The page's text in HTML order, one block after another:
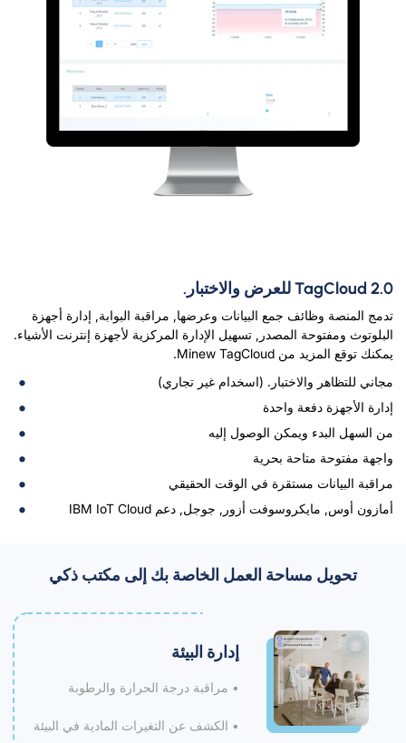
TagCloud 2.0 للعرض والاختبار.
تدمج المنصة وظائف جمع البيانات وعرضها, مراقبة البوابة, إدارة أجهزة
البلوتوث ومفتوحة المصدر, تسهيل الإدارة المركزية لأجهزة إنترنت الأشياء.
يمكنك توقع المزيد من Minew TagCloud.
مجاني للتظاهر والاختبار. (اسخدام غير تجاري)
إدارة الأجهزة دفعة واحدة
من السهل البدء ويمكن الوصول إليه
واجهة مفتوحة متاحة بحرية
مراقبة البيانات مستقرة في الوقت الحقيقي
أمازون أوس, مايكروسوفت أزور, جوجل, دعم IBM IoT Cloud
تحويل مساحة العمل الخاصة بك إلى مكتب ذكي
إدارة البيئة
• مراقبة درجة الحرارة والرطوبة
• الكشف عن التغيرات المادية في البيئة